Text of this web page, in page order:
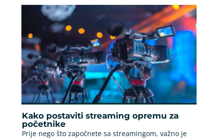
Kako postaviti streaming opremu za
početnike
Prije nego što započnete sa streamingom, važno je